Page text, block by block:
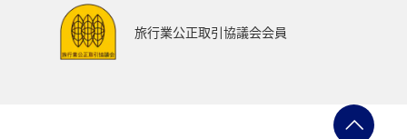
旅行業公正取引協議会会員